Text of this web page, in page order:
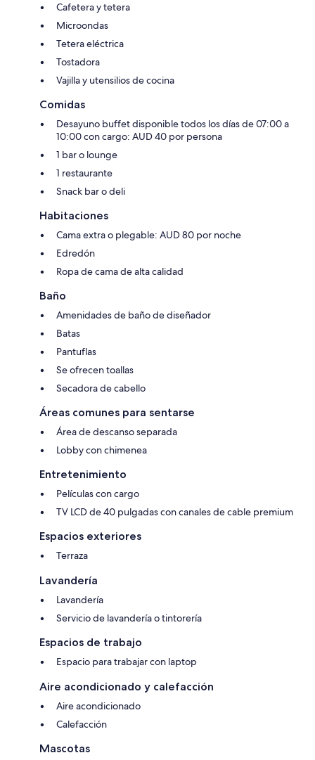
Cafetera y tetera
Microondas
Tetera eléctrica
Tostadora
Vajilla y utensilios de cocina
Comidas
Desayuno buffet disponible todos los días de 07:00 a
10:00 con cargo: AUD 40 por persona
1 bar o lounge
1 restaurante
Snack bar o deli
Habitaciones
Cama extra o plegable: AUD 80 por noche
Edredón
Ropa de cama de alta calidad
Baño
Amenidades de baño de diseñador
Batas
Pantuflas
Se ofrecen toallas
Secadora de cabello
Áreas comunes para sentarse
Área de descanso separada
Lobby con chimenea
Entretenimiento
Películas con cargo
TV LCD de 40 pulgadas con canales de cable premium
Espacios exteriores
Terraza
Lavandería
Lavandería
Servicio de lavandería o tintorería
Espacios de trabajo
Espacio para trabajar con laptop
Aire acondicionado y calefacción
Aire acondicionado
Calefacción
Mascotas